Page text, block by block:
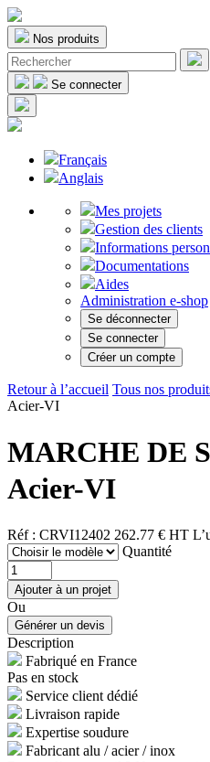
Nos produits
Se connecter
Français
Anglais
Mes projets
Gestion des clients
Informations
Documentations
Aides
Administration e-shop
Se déconnecter
Se connecter
Créer un compte
Retour à l’accueil Tous nos
Acier-VI
MARCHE DE
Acier-VI
Réf : CRVI12402 262.77 € HT
Quantité
Ou
Description
Fabriqué en France
Pas en stock
Service client dédié
Livraison rapide
Expertise soudure
Fabricant alu / acier / inox